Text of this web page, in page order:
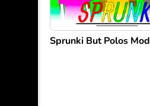
Sprunki But Polos Mod